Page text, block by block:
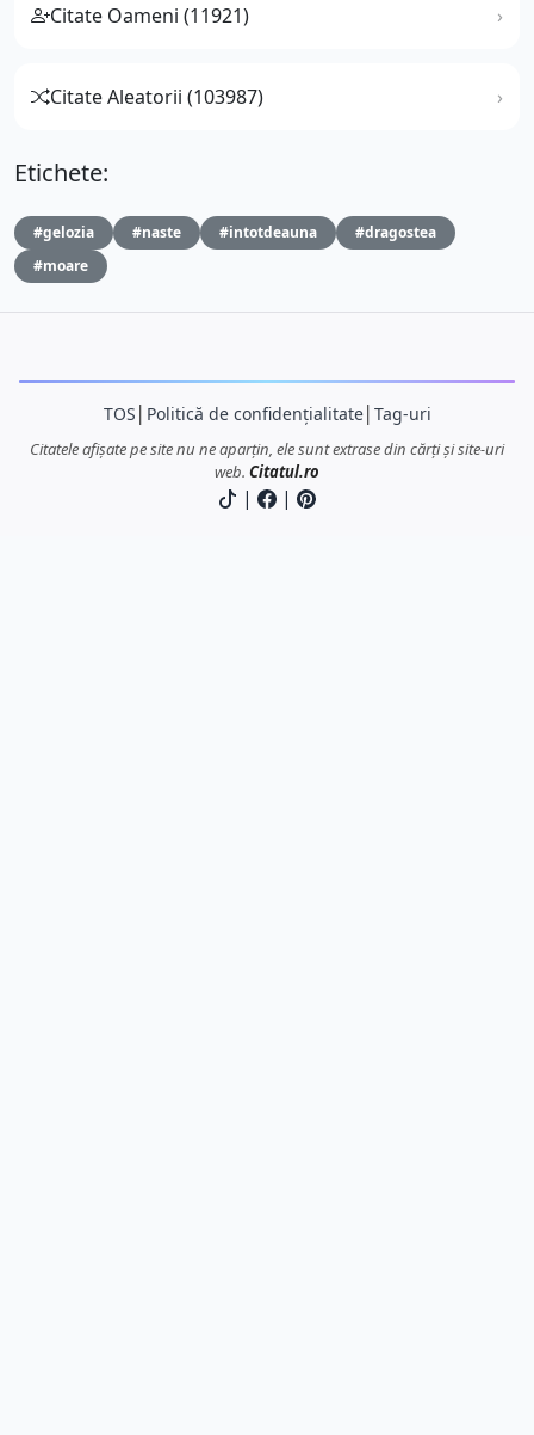
Citate Oameni (11921)
Citate Aleatorii (103987)
Etichete:
#gelozia #naste #intotdeauna
#dragostea
#moare
TOS Politică de confidențialitate│ Tag-uri
Citatele afișate pe site nu ne aparțin, ele sunt extrase din cărți și site-uri
web. Citatul.ro
| |